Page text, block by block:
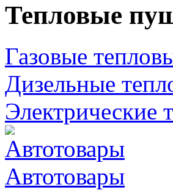
Тепловые
Газовые
Дизельные
Электрические
Автотовары